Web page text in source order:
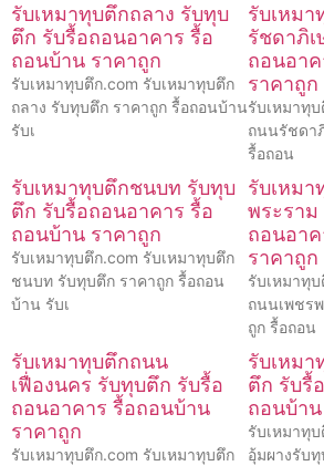
รับเหมาทุบตึกถลาง รับทุบ
ตึก รับรื้อถอนอาคาร รื้อ
ถอนบ้าน ราคาถูก
รับเหมาทุบตึก.com รับเหมาทุบตึก
ถลาง รับทุบตึก ราคาถูก รื้อถอนบ้าน
รับเ
รับเหม
รัชดาภิ
ถอนอา
ราคาถูก
รับเหมาทุ
ถนนรัชดา
รื้อถอน
รับเหมาทุบตึกชนบท รับทุบ
ตึก รับรื้อถอนอาคาร รื้อ
ถอนบ้าน ราคาถูก
รับเหมาทุบตึก.com รับเหมาทุบตึก
ชนบท รับทุบตึก ราคาถูก รื้อถอน
บ้าน รับเ
รับเหม
พระรา
ถอนอา
ราคาถูก
รับเหมาทุ
ถนนเพชร
ถูก รื้อถอน
รับเหมาทุบตึกถนน
เฟื่องนคร รับทุบตึก รับรื้อ
ถอนอาคาร รื้อถอนบ้าน
ราคาถูก
รับเหมาทุบตึก.com รับเหมาทุบตึก
รับเหม
ตึก รับรื้
ถอนบ้า
รับเหมาทุ
อุ้มผางรับ